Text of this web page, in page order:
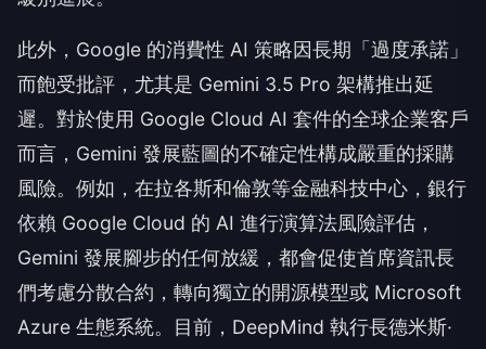
此外，Google 的消費性 AI 策略因長期「過度承諾」
而飽受批評，尤其是 Gemini 3.5 Pro 架構推出延
遲。對於使用 Google Cloud AI 套件的全球企業客戶
而言，Gemini 發展藍圖的不確定性構成嚴重的採購
風險。例如，在拉各斯和倫敦等金融科技中心，銀行
依賴 Google Cloud 的 AI 進行演算法風險評估，
Gemini 發展腳步的任何放緩，都會促使首席資訊長
們考慮分散合約，轉向獨立的開源模型或 Microsoft
Azure 生態系統。目前，DeepMind 執行長德米斯·